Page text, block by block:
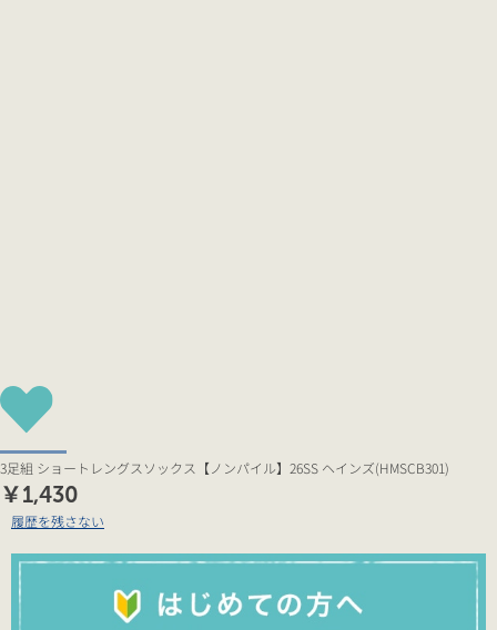
3足組 ショートレングスソックス【ノンパイル】26SS ヘインズ(HMSCB301)
￥1,430
履歴を残さない